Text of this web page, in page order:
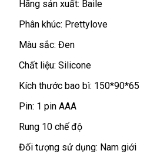
mạnh
mẽ
Hãng sản xuất: Baile
Phân khúc: Prettylove
Màu sắc: Đen
Chất liệu: Silicone
Kích thước bao bì: 150*90*65
Pin: 1 pin AAA
Rung 10 chế độ
Đối tượng sử dụng: Nam giới